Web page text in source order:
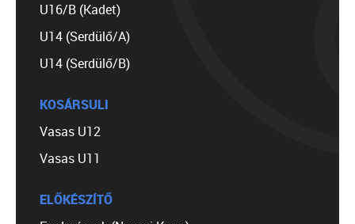
U16/B (Kadet)
U14 (Serdülő/A)
U14 (Serdülő/B)
KOSÁRSULI
Vasas U12
Vasas U11
ELŐKÉSZÍTŐ